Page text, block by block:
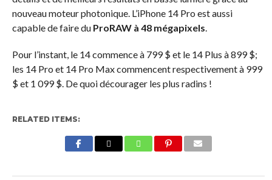
nouveau moteur photonique. L’iPhone 14 Pro est aussi
capable de faire du ProRAW à 48 mégapixels.
Pour l’instant, le 14 commence à 799 $ et le 14 Plus à 899 $;
les 14 Pro et 14 Pro Max commencent respectivement à 999
$ et 1 099 $. De quoi décourager les plus radins !
RELATED ITEMS: